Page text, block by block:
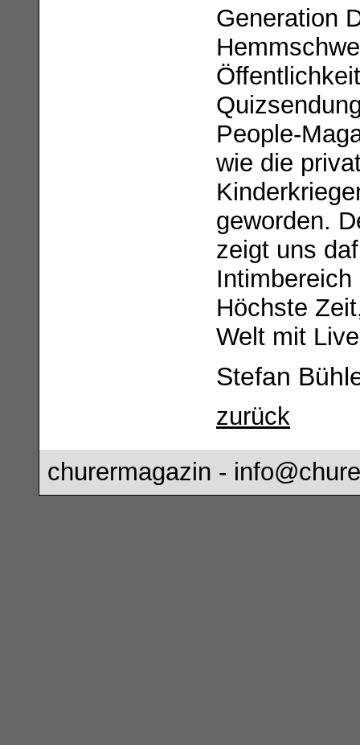
Generation
People-
wie die
geworden.
zeigt uns
Höchste
Welt mit
Stefan
zurück
churermagazin -